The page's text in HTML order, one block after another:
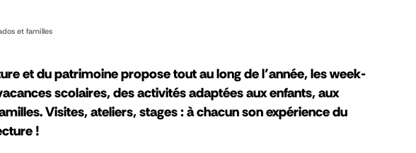
et familles
et du patrimoine propose tout au long de l’année, les week-
scolaires, des activités adaptées aux enfants, aux
Visites, ateliers, stages : à chacun son expérience du
!